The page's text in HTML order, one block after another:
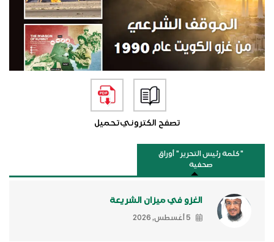
تصفح الكترونيتحميل
"كلمة رئيس التحرير " أوراق
صحفية
الغزو في ميزان الشريعة
5 أغسطس, 2026